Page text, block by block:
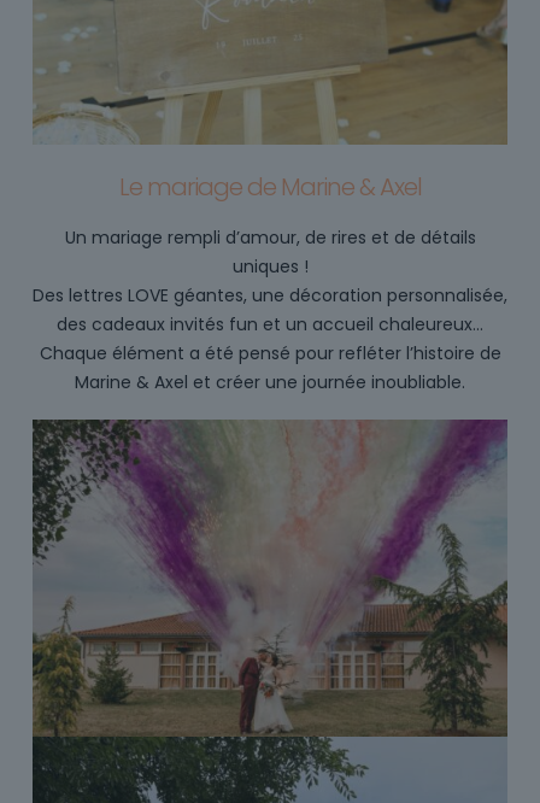
Le mariage de Marine & Axel
Un mariage rempli d’amour, de rires et de détails
uniques !
Des lettres LOVE géantes, une décoration personnalisée,
des cadeaux invités fun et un accueil chaleureux…
Chaque élément a été pensé pour refléter l’histoire de
Marine & Axel et créer une journée inoubliable.